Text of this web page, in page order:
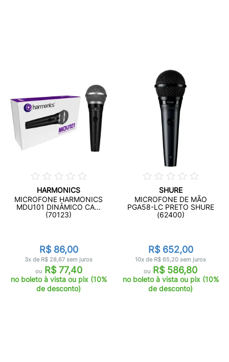
HARMONICS
MICROFONE HARMONICS
MDU101 DINÂMICO CA...
(70123)
R$ 86,00
3x de R$ 28,67 sem juros
ouR$ 77,40
no boleto à vista ou pix (10%
de desconto)
SHURE
MICROFONE DE MÃO
PGA58-LC PRETO SHURE
(62400)
R$ 652,00
10x de R$ 65,20 sem juros
ou R$ 586,80
no boleto à vista ou pix (10%
de desconto)